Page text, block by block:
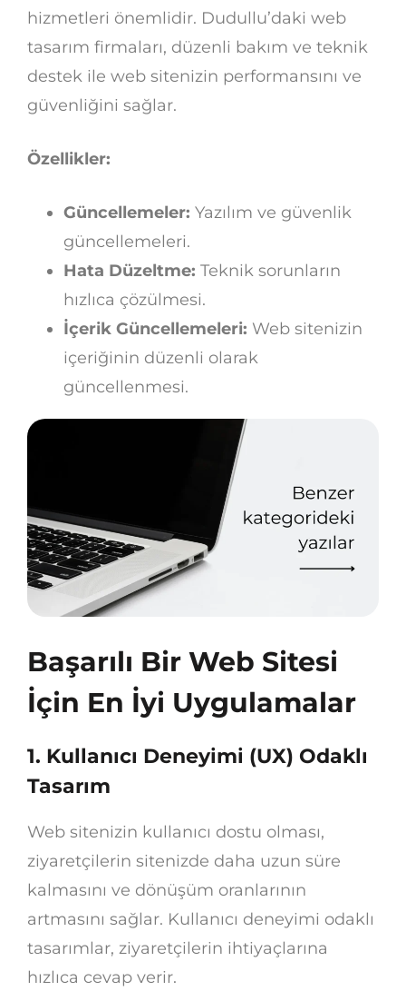
hizmetleri önemlidir. Dudullu’daki web
tasarım firmaları, düzenli bakım ve teknik
destek ile web sitenizin performansını ve
güvenliğini sağlar.
Özellikler:
Güncellemeler: Yazılım ve güvenlik
güncellemeleri.
Hata Düzeltme: Teknik sorunların
hızlıca çözülmesi.
İçerik Güncellemeleri: Web sitenizin
içeriğinin düzenli olarak
güncellenmesi.
Başarılı Bir Web Sitesi
İçin En İyi Uygulamalar
1. Kullanıcı Deneyimi (UX) Odaklı
Tasarım
Web sitenizin kullanıcı dostu olması,
ziyaretçilerin sitenizde daha uzun süre
kalmasını ve dönüşüm oranlarının
artmasını sağlar. Kullanıcı deneyimi odaklı
tasarımlar, ziyaretçilerin ihtiyaçlarına
hızlıca cevap verir.